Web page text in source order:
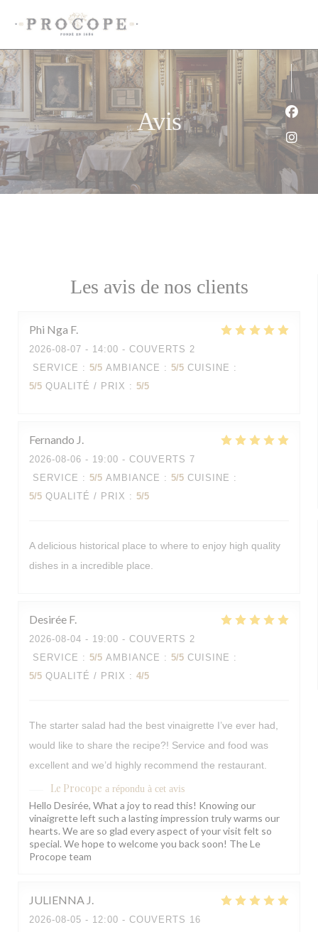
Avis
Les avis de nos clients
Phi Nga F
2026-08-07 - 14:00 - COUVERTS 2
SERVICE : 5/5 AMBIANCE : 5/5 CUISINE :
5/5 QUALITÉ / PRIX : 5/5
Fernando J
2026-08-06 - 19:00 - COUVERTS 7
SERVICE : 5/5 AMBIANCE : 5/5 CUISINE :
5/5 QUALITÉ / PRIX : 5/5
A delicious historical place to where to enjoy high quality
dishes in a incredible place.
Desirée F
2026-08-04 - 19:00 - COUVERTS 2
SERVICE : 5/5 AMBIANCE : 5/5 CUISINE :
5/5 QUALITÉ / PRIX : 4/5
The starter salad had the best vinaigrette I’ve ever had,
would like to share the recipe?! Service and food was
excellent and we’d highly recommend the restaurant.
Le Procope a répondu à cet avis
Hello Desirée, What a joy to read this! Knowing our
vinaigrette left such a lasting impression truly warms our
hearts. We are so glad every aspect of your visit felt so
special. We hope to welcome you back soon! The Le
Procope team
JULIENNA J
2026-08-05 - 12:00 - COUVERTS 16